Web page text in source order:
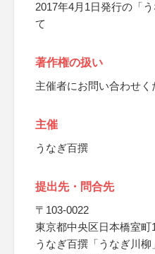
2017年4月1日発行の「
て
著作権の扱い
主催者にお問い合わせく
主催
うなぎ百撰
提出先・問合先
〒103-0022
東京都中央区日本橋室町
うなぎ百撰「うなぎ川柳